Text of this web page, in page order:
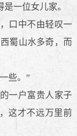
一位女儿家。
口中不由轻叹一
蜀山水多奇，而
些。”
一户富贵人家子
这才不远万里前